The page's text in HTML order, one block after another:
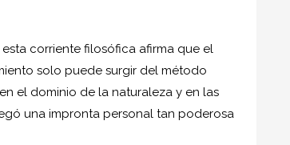
esta corriente filosófica afirma que el
solo puede surgir del método
el dominio de la naturaleza y en las
una impronta personal tan poderosa